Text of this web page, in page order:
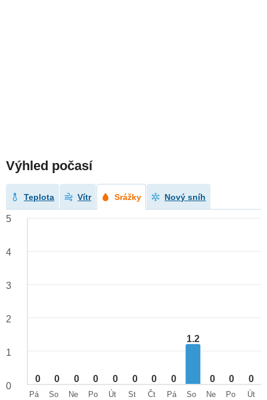
Výhled počasí
Teplota Vítr Srážky Nový sníh
0 0 0 0 0 0 0 0
1.2
0 0 0
5
4
3
2
1
0
Pá
So
Ne
Po
Út
St
Čt
Pá
So
Ne
Po
Út